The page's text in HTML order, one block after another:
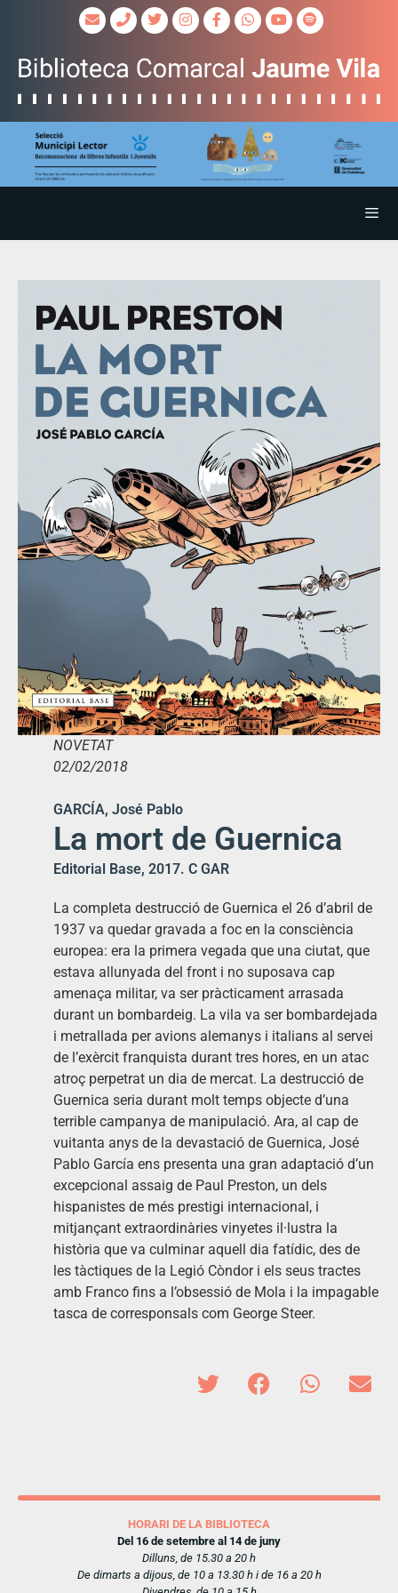
NOVETAT
02/02/2018
GARCÍA, José Pablo
La mort de Guernica
Editorial Base, 2017. C GAR
La completa destrucció de Guernica el 26 d’abril de
1937 va quedar gravada a foc en la consciència
europea: era la primera vegada que una ciutat, que
estava allunyada del front i no suposava cap
amenaça militar, va ser pràcticament arrasada
durant un bombardeig. La vila va ser bombardejada
i metrallada per avions alemanys i italians al servei
de l’exèrcit franquista durant tres hores, en un atac
atroç perpetrat un dia de mercat. La destrucció de
Guernica seria durant molt temps objecte d’una
terrible campanya de manipulació. Ara, al cap de
vuitanta anys de la devastació de Guernica, José
Pablo García ens presenta una gran adaptació d’un
excepcional assaig de Paul Preston, un dels
hispanistes de més prestigi internacional, i
mitjançant extraordinàries vinyetes il·lustra la
història que va culminar aquell dia fatídic, des de
les tàctiques de la Legió Còndor i els seus tractes
amb Franco fins a l’obsessió de Mola i la impagable
tasca de corresponsals com George Steer.
HORARI DE LA BIBLIOTECA
Del 16 de setembre al 14 de juny
Dilluns, de 15.30 a 20 h
De dimarts a dijous, de 10 a 13.30 h i de 16 a 20 h